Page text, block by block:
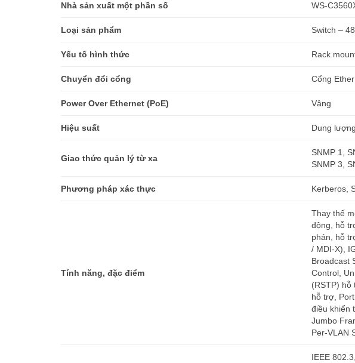
Nhà sản xuất một phần số WS-
Loại sản phẩm Switch –
Yếu tố hình thức Rack
Chuyển đổi cổng Cổng
Power Over Ethernet (PoE) Vâng
Hiệu suất Dung
Giao thức quản lý từ xa
SNMP 1,
SNMP 3,
Phương pháp xác thực Kerberos,
Tính năng, đặc điểm
Thay thế
động, hỗ
phán, hỗ
/ MDI-X),
Broadcast
Control,
(RSTP) hỗ
hỗ trợ,
điều khiển
Jumbo
Per-VLAN
IEEE